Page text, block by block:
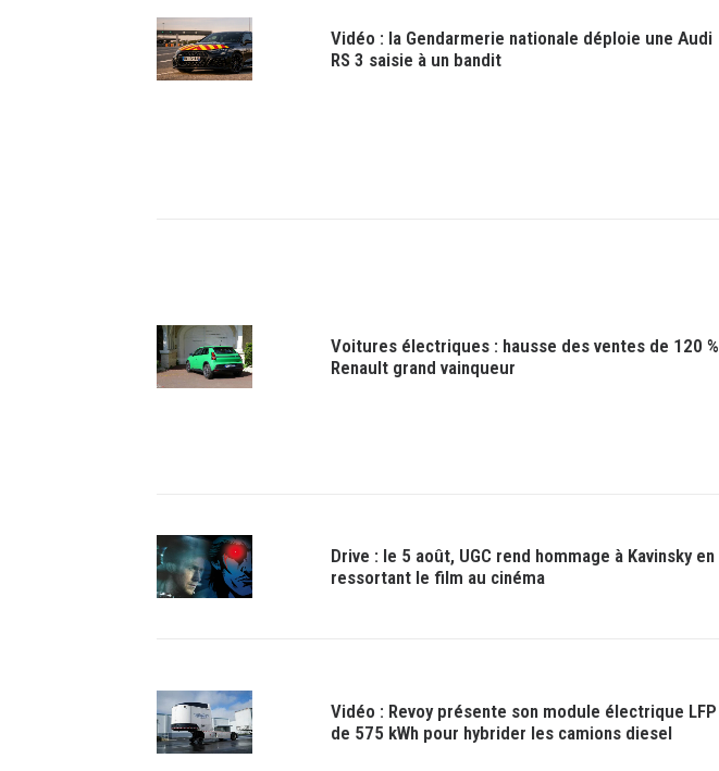
Vidéo : la Gendarmerie nationale déploie une Audi
RS 3 saisie à un bandit
Voitures électriques : hausse des ventes de 120
Renault grand vainqueur
Drive : le 5 août, UGC rend hommage à Kavinsky en
ressortant le film au cinéma
Vidéo : Revoy présente son module électrique LFP
de 575 kWh pour hybrider les camions diesel